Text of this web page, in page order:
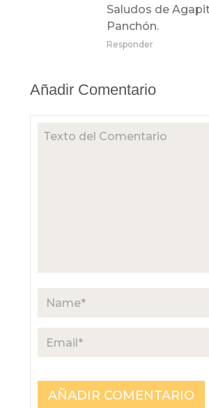
Saludos de
Panchón.
Responder
Añadir Comentario